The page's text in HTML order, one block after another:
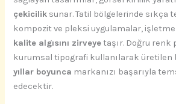
çekicilik sunar. Tatil bölgelerinde sıkça
kompozit ve pleksi uygulamalar,
kalite algısını zirveyetaşır. Doğru renk
kurumsal tipografi kullanılarak üretilen
yıllar boyunca markanızı başarıyla
edecektir.